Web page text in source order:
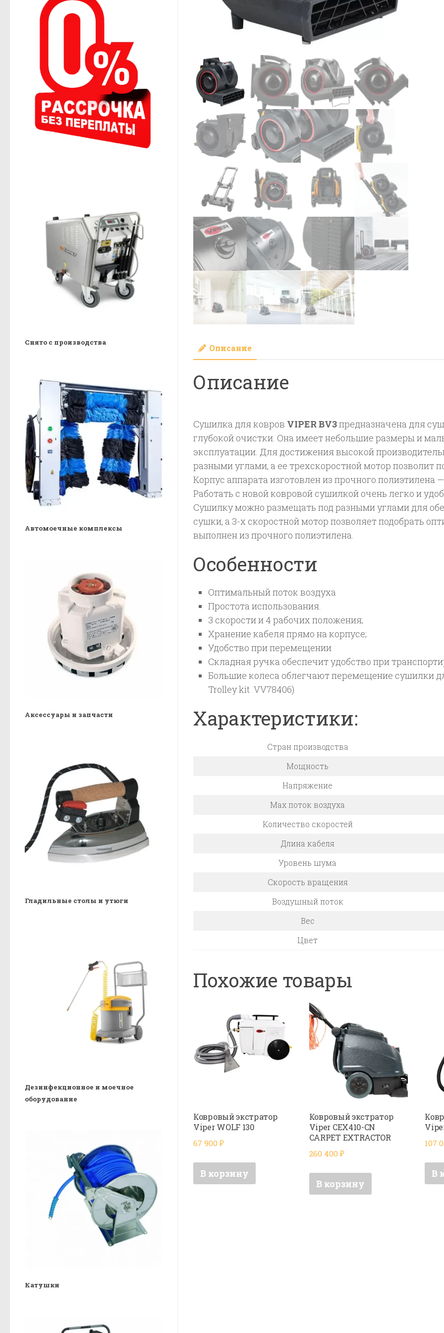
Описание
Описание
Сушилка для ковров VIPER BV3предназначена для
глубокой очистки. Она имеет небольшие размеры и
эксплуатации. Для достижения высокой
разными углами, а ее трехскоростной мотор позволит
Корпус аппарата изготовлен из прочного полиэтилена
Работать с новой ковровой сушилкой очень легко и
Сушилку можно размещать под разными углами для
сушки, а 3-х скоростной мотор позволяет подобрать
выполнен из прочного полиэтилена.
Особенности
Оптимальный поток воздуха
Простота использования.
3 скорости и 4 рабочих положения;
Хранение кабеля прямо на корпусе;
Удобство при перемещении
Складная ручка обеспечит удобство при
Большие колеса облегчают перемещение сушилки
Trolley kit VV78406)
Характеристики:
Стран производства
Мощность
Напряжение
Max поток воздуха
Количество скоростей
Длина кабеля
Уровень шума
Скорость вращения
Воздушный поток
Вес
Цвет
Похожие товары
Ковровый экстратор
Viper WOLF 130
67 900 ₽
В корзину
Ковровый экстратор
Viper CEX410-CN
CARPET EXTRACTOR
260 400 ₽
В корзину
107
В
Снято с производства
Автомоечные комплексы
Аксессуары и запчасти
Гладильные столы и утюги
Дезинфекционное и моечное
оборудование
Катушки